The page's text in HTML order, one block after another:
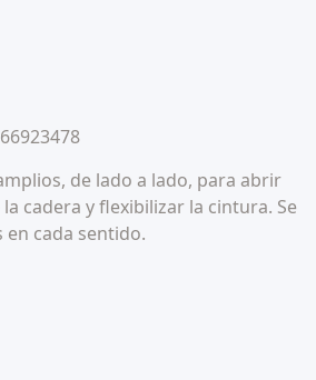
de lado a lado, para abrir
cadera y flexibilizar la cintura. Se
en cada sentido.